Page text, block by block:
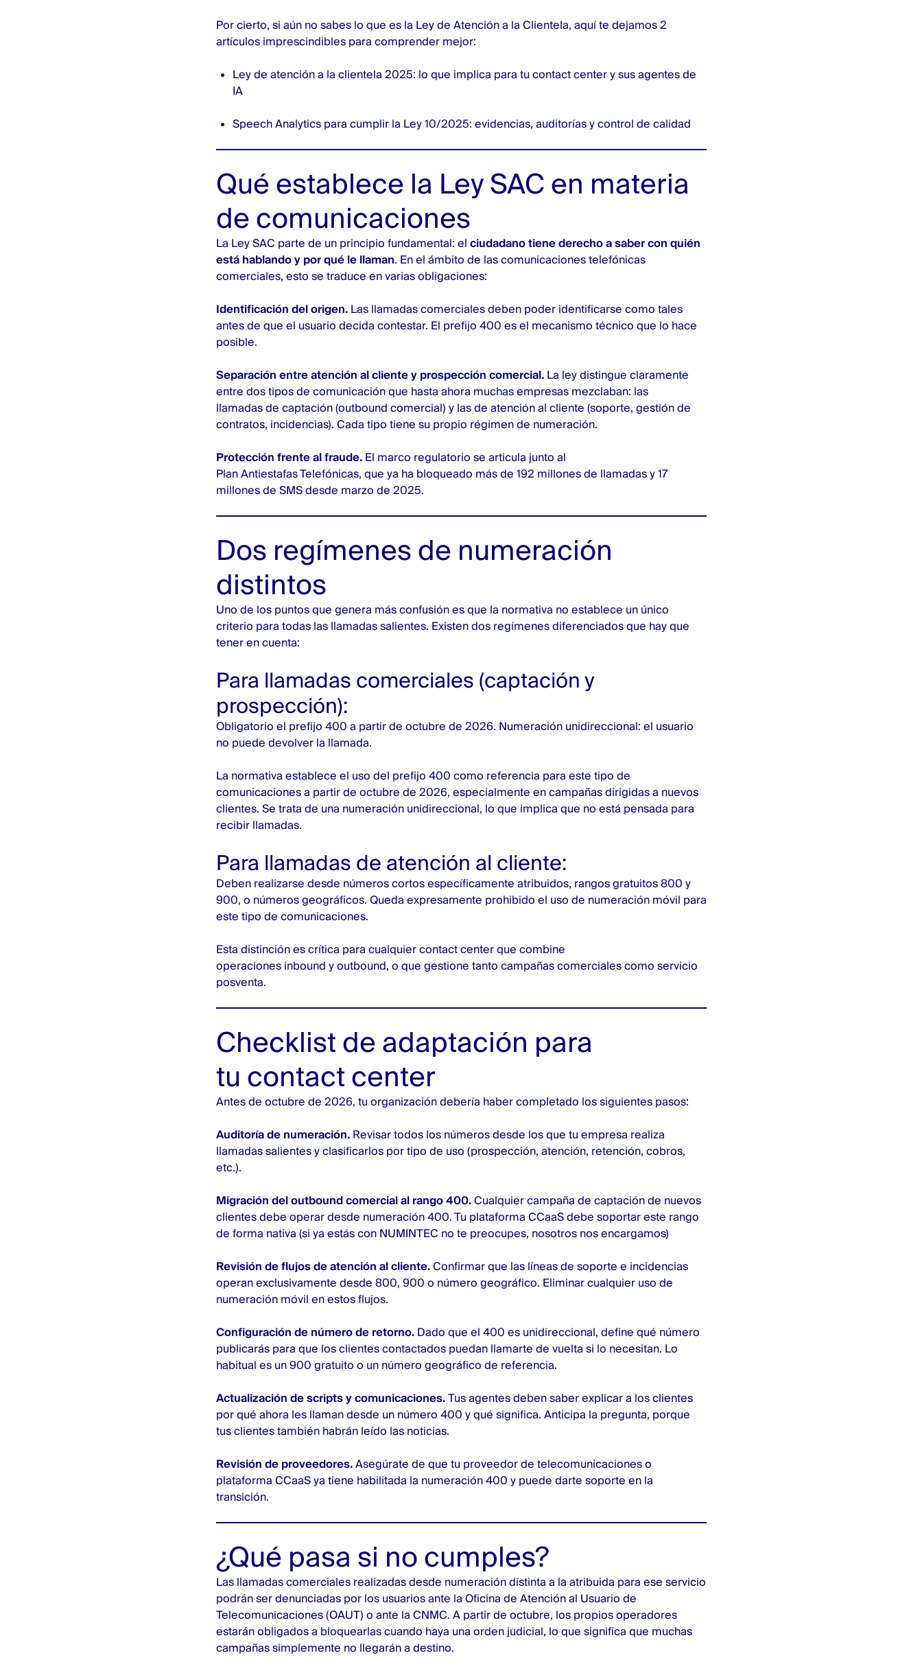
Por cierto, si aún no sabes lo que es la Ley de Atención a la Clientela, aquí te dejamos 2
artículos imprescindibles para comprender mejor:
Ley de atención a la clientela 2025: lo que implica para tu contact center y sus agentes de
IA
Speech Analytics para cumplir la Ley 10/2025: evidencias, auditorías y control de calidad
Qué establece la Ley SAC en materia
de comunicaciones
La Ley SAC parte de un principio fundamental: el ciudadano tiene derecho a saber con quién
está hablando y por qué le llaman. En el ámbito de las comunicaciones telefónicas
comerciales, esto se traduce en varias obligaciones:
Identificación del origen. Las llamadas comerciales deben poder identificarse como tales
antes de que el usuario decida contestar. El prefijo 400 es el mecanismo técnico que lo hace
posible.
Separación entre atención al cliente y prospección comercial.La ley distingue claramente
entre dos tipos de comunicación que hasta ahora muchas empresas mezclaban: las
llamadas de captación (outbound comercial) y las de atención al cliente (soporte, gestión de
contratos, incidencias). Cada tipo tiene su propio régimen de numeración.
Protección frente al fraude.El marco regulatorio se articula junto al
Plan Antiestafas Telefónicas, que ya ha bloqueado más de 192 millones de llamadas y 17
millones de SMS desde marzo de 2025.
Dos regímenes de numeración
distintos
Uno de los puntos que genera más confusión es que la normativa no establece un único
criterio para todas las llamadas salientes. Existen dos regímenes diferenciados que hay que
tener en cuenta:
Para llamadas comerciales (captación y
prospección):
Obligatorio el prefijo 400 a partir de octubre de 2026. Numeración unidireccional: el usuario
no puede devolver la llamada.
La normativa establece el uso del prefijo 400 como referencia para este tipo de
comunicaciones a partir de octubre de 2026, especialmente en campañas dirigidas a nuevos
clientes. Se trata de una numeración unidireccional, lo que implica que no está pensada para
recibir llamadas.
Para llamadas de atención al cliente:
Deben realizarse desde números cortos específicamente atribuidos, rangos gratuitos 800 y
900, o números geográficos. Queda expresamente prohibido el uso de numeración móvil para
este tipo de comunicaciones.
Esta distinción es crítica para cualquier contact center que combine
operaciones inbound y outbound, o que gestione tanto campañas comerciales como servicio
posventa.
Checklist de adaptación para
tu contact center
Antes de octubre de 2026, tu organización debería haber completado los siguientes pasos:
Auditoría de numeración.Revisar todos los números desde los que tu empresa realiza
llamadas salientes y clasificarlos por tipo de uso (prospección, atención, retención, cobros,
etc.).
Migración del outbound comercial al rango 400.Cualquier campaña de captación de nuevos
clientes debe operar desde numeración 400. Tu plataforma CCaaS debe soportar este rango
de forma nativa (si ya estás con NUMINTEC no te preocupes, nosotros nos encargamos)
Revisión de flujos de atención al cliente.Confirmar que las líneas de soporte e incidencias
operan exclusivamente desde 800, 900 o número geográfico. Eliminar cualquier uso de
numeración móvil en estos flujos.
Configuración de número de retorno. Dado que el 400 es unidireccional, define qué número
publicarás para que los clientes contactados puedan llamarte de vuelta si lo necesitan. Lo
habitual es un 900 gratuito o un número geográfico de referencia.
Actualización de scripts y comunicaciones.Tus agentes deben saber explicar a los clientes
por qué ahora les llaman desde un número 400 y qué significa. Anticipa la pregunta, porque
tus clientes también habrán leído las noticias.
Revisión de proveedores.Asegúrate de que tu proveedor de telecomunicaciones o
plataforma CCaaS ya tiene habilitada la numeración 400 y puede darte soporte en la
transición.
¿Qué pasa si no cumples?
Las llamadas comerciales realizadas desde numeración distinta a la atribuida para ese servicio
podrán ser denunciadas por los usuarios ante la Oficina de Atención al Usuario de
Telecomunicaciones (OAUT) o ante la CNMC. A partir de octubre, los propios operadores
estarán obligados a bloquearlas cuando haya una orden judicial, lo que significa que muchas
campañas simplemente no llegarán a destino.